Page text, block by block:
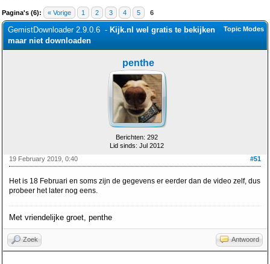
GemistDownloader*
Pagina's (6): « Vorige 1 2 3 4 5 6
Topic Modes
GemistDownloader 2.9.0.6 - Kijk.nl wel gratis te bekijken
maar niet downloaden
penthe
Berichten: 292
Lid sinds: Jul 2012
#51
19 February 2019, 0:40
Het is 18 Februari en soms zijn de gegevens er eerder dan de video zelf, dus
probeer het later nog eens.
Met vriendelijke groet, penthe
Zoek Antwoord